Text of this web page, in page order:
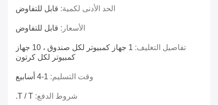
الحد الأدنى لكمية: قابل للتفاوض
الأسعار: قابل للتفاوض
تفاصيل التغليف:
1 جهاز كمبيوتر لكل صندوق ، 10 جهاز
كمبيوتر لكل كرتون
وقت التسليم: 1-4 أسابيع
شروط الدفع: T / T.